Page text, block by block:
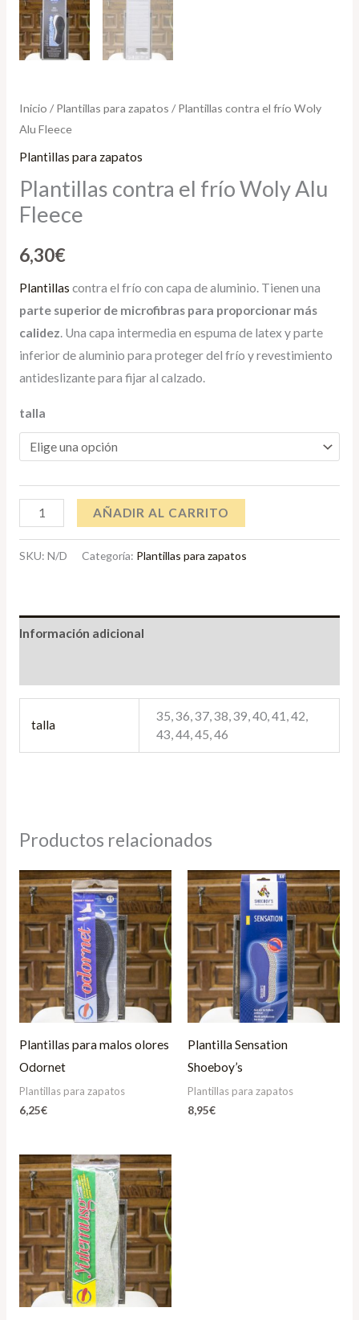
Inicio /Plantillas para zapatos / Plantillas contra el frío Woly
Alu Fleece
Plantillas para zapatos
Plantillas contra el frío Woly Alu
Fleece
6,30€
Plantillas contra el frío con capa de aluminio. Tienen una
parte superior de microfibras para proporcionar más
calidez. Una capa intermedia en espuma de latex y parte
inferior de aluminio para proteger del frío y revestimiento
antideslizante para fijar al calzado.
talla
AÑADIR AL CARRITO
SKU: N/D Categoría: Plantillas para zapatos
Información adicional
talla
35, 36, 37, 38, 39, 40, 41, 42,
43, 44, 45, 46
Productos relacionados
Plantillas para malos olores
Odornet
Plantillas para zapatos
6,25€
Plantilla Sensation
Shoeboy’s
Plantillas para zapatos
8,95€